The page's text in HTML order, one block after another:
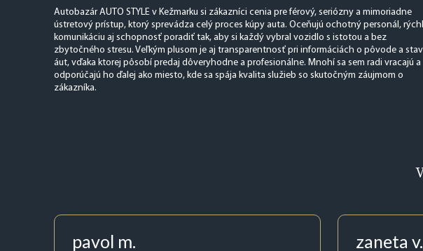
Autobazár AUTO STYLE v Kežmarku si zákazníci cenia pre férový, seriózny a mimoriadne
ústretový prístup, ktorý sprevádza celý proces kúpy auta. Oceňujú ochotný personál,
komunikáciu aj schopnosť poradiť tak, aby si každý vybral vozidlo s istotou a bez
zbytočného stresu. Veľkým plusom je aj transparentnosť pri informáciách o pôvode a
áut, vďaka ktorej pôsobí predaj dôveryhodne a profesionálne. Mnohí sa sem radi vracajú a
odporúčajú ho ďalej ako miesto, kde sa spája kvalita služieb so skutočným záujmom o
zákazníka.
pavol m. zaneta v.